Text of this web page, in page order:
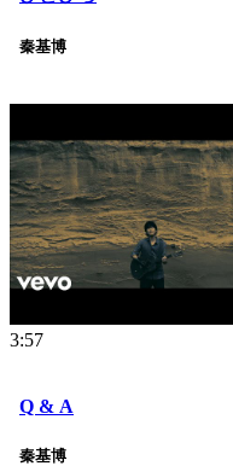
秦基博
3:57
Q & A
秦基博